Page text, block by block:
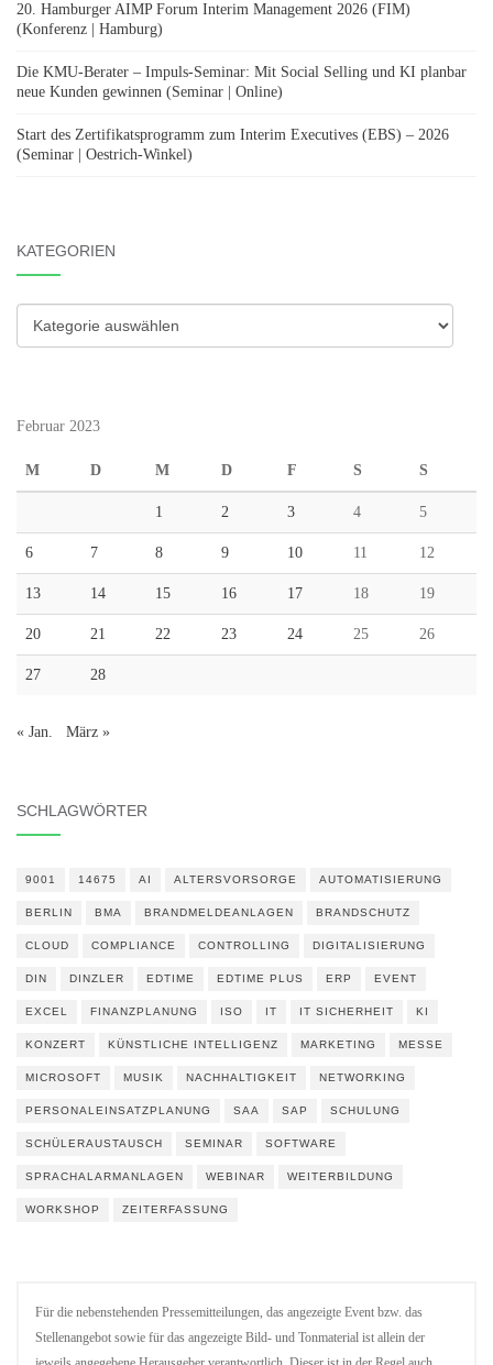
20. Hamburger AIMP Forum Interim Management 2026 (FIM)
(Konferenz | Hamburg)
Die KMU-Berater – Impuls-Seminar: Mit Social Selling und KI planbar
neue Kunden gewinnen (Seminar | Online)
Start des Zertifikatsprogramm zum Interim Executives (EBS) – 2026
(Seminar | Oestrich-Winkel)
KATEGORIEN
Kategorien
Februar 2023
M D M D F S S
1 2 3 4 5
6 7 8 9 10 11 12
13 14 15 16 17 18 19
20 21 22 23 24 25 26
27 28
« Jan. März »
SCHLAGWÖRTER
9001 14675 AI ALTERSVORSORGE AUTOMATISIERUNG
BERLIN BMA BRANDMELDEANLAGEN BRANDSCHUTZ
CLOUD COMPLIANCE CONTROLLING DIGITALISIERUNG
DIN DINZLER EDTIME EDTIME PLUS ERP EVENT
EXCEL FINANZPLANUNG ISO IT IT SICHERHEIT KI
KONZERT KÜNSTLICHE INTELLIGENZ MARKETING MESSE
MICROSOFT MUSIK NACHHALTIGKEIT NETWORKING
PERSONALEINSATZPLANUNG SAA SAP SCHULUNG
SCHÜLERAUSTAUSCH SEMINAR SOFTWARE
SPRACHALARMANLAGEN WEBINAR WEITERBILDUNG
WORKSHOP ZEITERFASSUNG
Für die nebenstehenden Pressemitteilungen, das angezeigte Event bzw. das
Stellenangebot sowie für das angezeigte Bild- und Tonmaterial ist allein der